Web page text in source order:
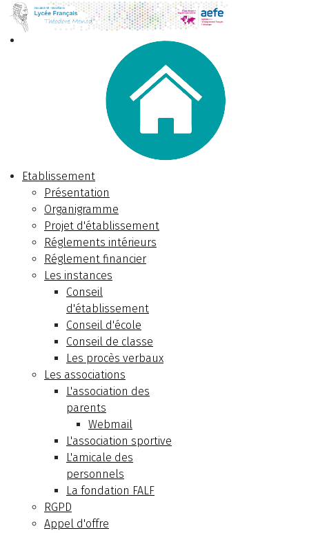
Etablissement
Présentation
Organigramme
Projet d'établissement
Réglements intérieurs
Réglement financier
Les instances
Conseil
d'établissement
Conseil d'école
Conseil de classe
Les procès verbaux
Les associations
L'association des
parents
Webmail
L'association sportive
L'amicale des
personnels
La fondation FALF
RGPD
Appel d'offre